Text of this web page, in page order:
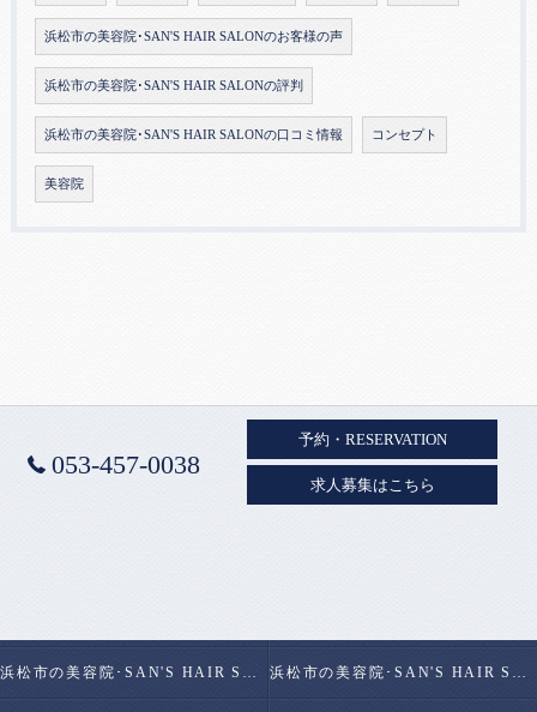
浜松市の美容院･SAN'S HAIR SALONのお客様の声
浜松市の美容院･SAN'S HAIR SALONの評判
浜松市の美容院･SAN'S HAIR SALONの口コミ情報 コンセプト
美容院
053-457-0038
予約・RESERVATION
求人募集はこちら